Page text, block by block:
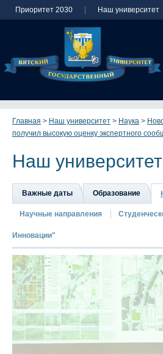
Приоритет 2030 Наш университет
Главная > Наш университет > Наука >
получил высокую оценку экспертного
Наш университет
Важные даты Образование
Научные направления
Инновации"